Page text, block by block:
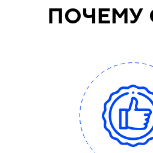
ПОЧЕМУ